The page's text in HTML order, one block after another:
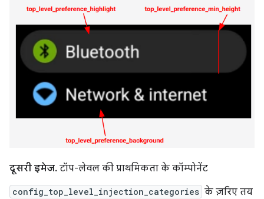
दूसरी इमेज. टॉप-लेवल की प्राथमिकता के कॉम्पोनेंट
config_top_level_injection_categories के ज़रिए तय